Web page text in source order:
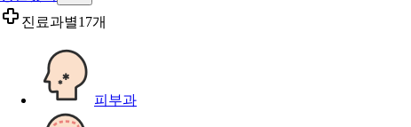
진료과별17개
피부과